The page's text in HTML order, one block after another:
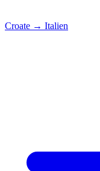
Croate → Italien